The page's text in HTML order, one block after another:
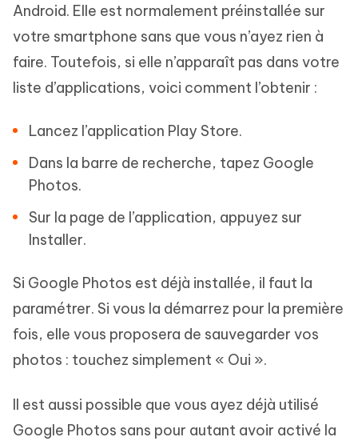
Android. Elle est normalement préinstallée sur
votre smartphone sans que vous n’ayez rien à
faire. Toutefois, si elle n’apparaît pas dans votre
liste d’applications, voici comment l’obtenir :
Lancez l’application Play Store.
Dans la barre de recherche, tapez Google
Photos.
Sur la page de l’application, appuyez sur
Installer.
Si Google Photos est déjà installée, il faut la
paramétrer. Si vous la démarrez pour la première
fois, elle vous proposera de sauvegarder vos
photos : touchez simplement « Oui ».
Il est aussi possible que vous ayez déjà utilisé
Google Photos sans pour autant avoir activé la